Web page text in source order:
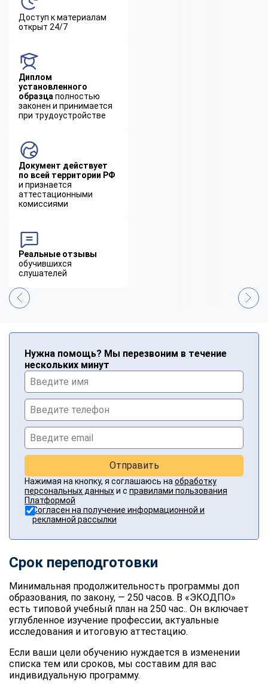
Доступ к материалам
открыт 24/7
Диплом
установленного
образца полностью
законен и принимается
при трудоустройстве
Документ действует
по всей территории РФ
и признается
аттестационными
комиссиями
Реальные отзывы
обучившихся
слушателей
Нужна помощь? Мы перезвоним в течение
нескольких минут
Отправить
Нажимая на кнопку, я соглашаюсь на обработку
персональных данныхи с правилами пользования
Платформой
Согласен на получение информационной и
рекламной рассылки
Срок переподготовки
Минимальная продолжительность программы доп
образования, по закону, — 250 часов. В «ЭКОДПО»
есть типовой учебный план на 250 час.. Он включает
углубленное изучение профессии, актуальные
исследования и итоговую аттестацию.
Если ваши цели обучению нуждается в изменении
списка тем или сроков, мы составим для вас
индивидуальную программу.